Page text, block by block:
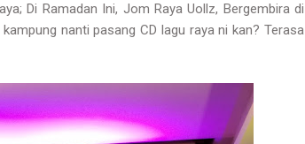
Di Ramadan Ini, Jom Raya Uollz, Bergembira di
nanti pasang CD lagu raya ni kan? Terasa